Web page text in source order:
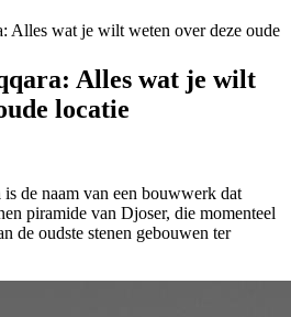
Alles wat je wilt weten over deze oude
Alles wat je wilt
locatie
is de naam van een bouwwerk dat
piramide van Djoser, die momenteel
de oudste stenen gebouwen ter